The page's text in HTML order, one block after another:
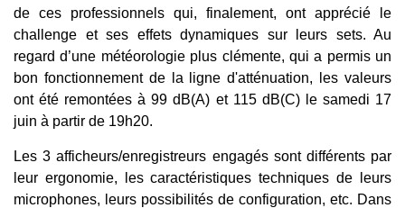
de ces professionnels qui, finalement, ont apprécié le
challenge et ses effets dynamiques sur leurs sets. Au
regard d’une météorologie plus clémente, qui a permis un
bon fonctionnement de la ligne d'atténuation, les valeurs
ont été remontées à 99 dB(A) et 115 dB(C) le samedi 17
juin à partir de 19h20.
Les 3 afficheurs/enregistreurs engagés sont différents par
leur ergonomie, les caractéristiques techniques de leurs
microphones, leurs possibilités de configuration, etc. Dans